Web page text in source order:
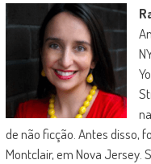
de não ficção. Antes disso,
Montclair, em Nova Jersey.